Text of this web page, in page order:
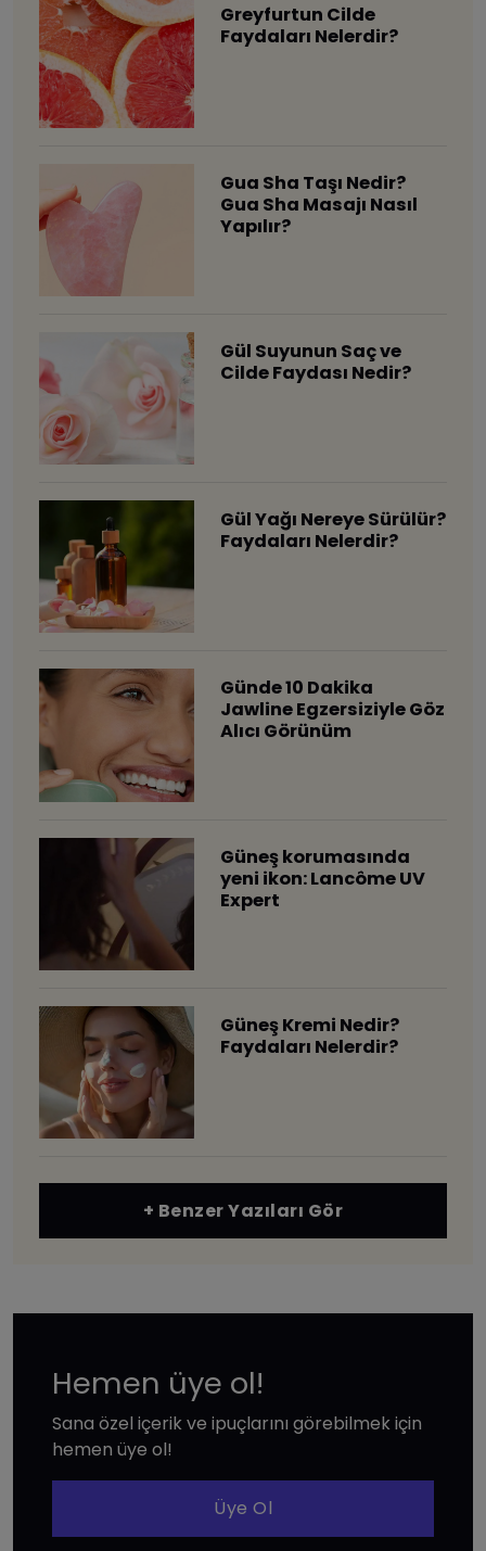
Greyfurtun Cilde
Faydaları Nelerdir?
Gua Sha Taşı Nedir?
Gua Sha Masajı Nasıl
Yapılır?
Gül Suyunun Saç ve
Cilde Faydası Nedir?
Gül Yağı Nereye Sürülür?
Faydaları Nelerdir?
Günde 10 Dakika
Jawline Egzersiziyle Göz
Alıcı Görünüm
Güneş korumasında
yeni ikon: Lancôme UV
Expert
Güneş Kremi Nedir?
Faydaları Nelerdir?
+ Benzer Yazıları Gör
Hemen üye ol!
Sana özel içerik ve ipuçlarını görebilmek için
hemen üye ol!
Üye Ol